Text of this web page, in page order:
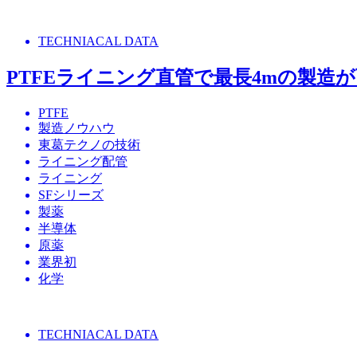
TECHNIACAL DATA
PTFEライニング直管で最長4mの製造が
PTFE
製造ノウハウ
東葛テクノの技術
ライニング配管
ライニング
SFシリーズ
製薬
半導体
原薬
業界初
化学
TECHNIACAL DATA